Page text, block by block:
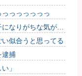
っっっっっっっ
なりがちな気がす
い似合うと思ってる
逮捕
」